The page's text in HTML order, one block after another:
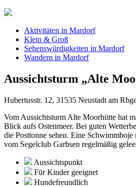
Aktivitäten in Mardorf
Klein & Groß
Sehenswürdigkeiten in Mardorf
Wandern in Mardorf
Aussichtsturm „Alte
Hubertusstr. 12, 31535 Neustadt am
Vom Aussichtsturm Alte Moorhütte hat
Blick aufs Ostenmeer. Bei guten
die Posttonne sehen. Eine
vom Segelclub Garbsen regelmäßig
Aussichtspunkt
Für Kinder geeignet
Hundefreundlich